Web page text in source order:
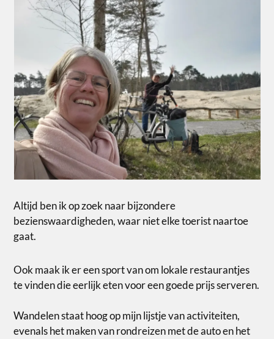
Altijd ben ik op zoek naar bijzondere
bezienswaardigheden, waar niet elke toerist naartoe
gaat.
Ook maak ik er een sport van om lokale restaurantjes
te vinden die eerlijk eten voor een goede prijs serveren.
Wandelen staat hoog op mijn lijstje van activiteiten,
evenals het maken van rondreizen met de auto en het